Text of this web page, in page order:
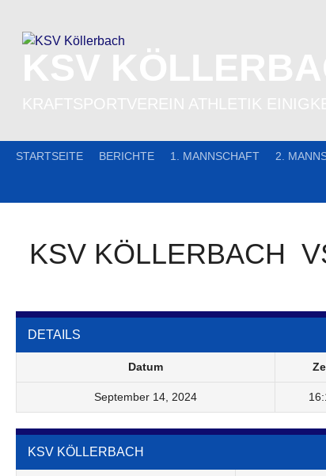
content
STARTSEITE BERICHTE 1. MANNSCHAFT 2.
KSV KÖLLERBACH
DETAILS
Datum
September 14, 2024
KSV KÖLLERBACH